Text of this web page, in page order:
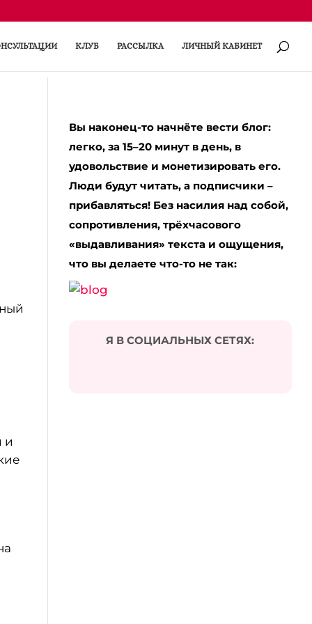
КЛУБ РАССЫЛКА ЛИЧНЫЙ КАБИНЕТ
и
Вы наконец-то начнёте вести блог:
легко, за 15–20 минут в день, в
удовольствие и монетизировать его.
Люди будут читать, а подписчики –
прибавляться! Без насилия над собой,
сопротивления, трёхчасового
«выдавливания» текста и ощущения,
что вы делаете что-то не так:
Я В СОЦИАЛЬНЫХ СЕТЯХ: